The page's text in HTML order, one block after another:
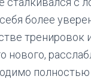
более
тренировок
нового,